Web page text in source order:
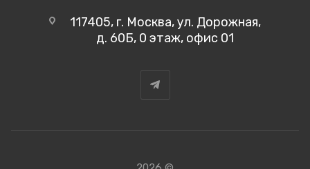
117405, г. Москва, ул. Дорожная,
д. 60Б, 0 этаж, офис 01